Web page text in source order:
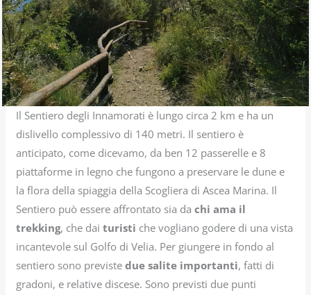
Il Sentiero degli Innamorati è lungo circa 2 km e ha un
dislivello complessivo di 140 metri. Il sentiero è
anticipato, come dicevamo, da ben 12 passerelle e 8
piattaforme in legno che fungono a preservare le dune e
la flora della spiaggia della Scogliera di Ascea Marina. Il
Sentiero può essere affrontato sia dachi ama il
trekking, che daituristi che vogliano godere di una vista
incantevole sul Golfo di Velia. Per giungere in fondo al
sentiero sono previstedue salite importanti, fatti di
gradoni, e relative discese. Sono previsti due punti